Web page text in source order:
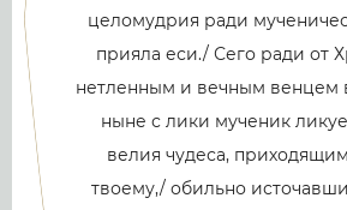
целомудрия ради
прияла еси./ Сего ради от
нетленным и вечным венцем
ныне с лики мученик
велия чудеса,
твоему,/ обильно